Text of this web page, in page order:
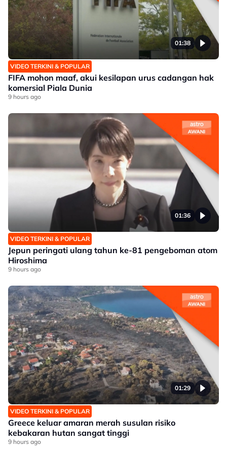
01:38
VIDEO TERKINI & POPULAR
FIFA mohon maaf, akui kesilapan urus cadangan hak
komersial Piala Dunia
9 hours ago
01:36
VIDEO TERKINI & POPULAR
Jepun peringati ulang tahun ke-81 pengeboman atom
Hiroshima
9 hours ago
01:29
VIDEO TERKINI & POPULAR
Greece keluar amaran merah susulan risiko
kebakaran hutan sangat tinggi
9 hours ago